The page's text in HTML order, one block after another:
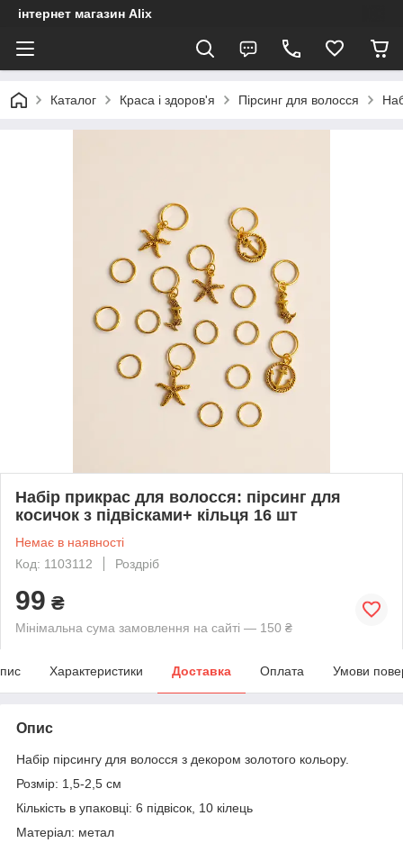
інтернет магазин Alix
Каталог Краса і здоров'я Пірсинг для волосся
Набір прикрас для волосся: пірсинг для
косичок з підвісками+ кільця 16 шт
Немає в наявності
Код: 1103112
Роздріб
99 ₴
Мінімальна сума замовлення на сайті — 150 ₴
Характеристики Доставка Оплата Умови
Опис
Набір пірсингу для волосся з декором золотого кольору.
Розмір: 1,5-2,5 см
Кількість в упаковці: 6 підвісок, 10 кілець
Матеріал: метал